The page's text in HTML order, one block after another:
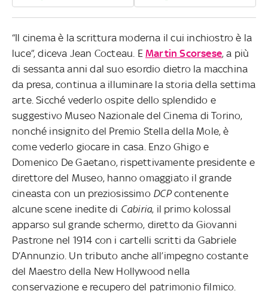
“Il cinema è la scrittura moderna il cui inchiostro è la
luce”, diceva Jean Cocteau. E Martin Scorsese, a più
di sessanta anni dal suo esordio dietro la macchina
da presa, continua a illuminare la storia della settima
arte. Sicché vederlo ospite dello splendido e
suggestivo Museo Nazionale del Cinema di Torino,
nonché insignito del Premio Stella della Mole, è
come vederlo giocare in casa. Enzo Ghigo e
Domenico De Gaetano, rispettivamente presidente e
direttore del Museo, hanno omaggiato il grande
cineasta con un preziosissimo DCPcontenente
alcune scene inedite di Cabiria, il primo kolossal
apparso sul grande schermo, diretto da Giovanni
Pastrone nel 1914 con i cartelli scritti da Gabriele
D’Annunzio. Un tributo anche all’impegno costante
del Maestro della New Hollywood nella
conservazione e recupero del patrimonio filmico.